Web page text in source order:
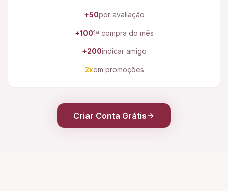
+50por avaliação
+1001ª compra do mês
+200indicar amigo
2xem promoções
Criar Conta Grátis